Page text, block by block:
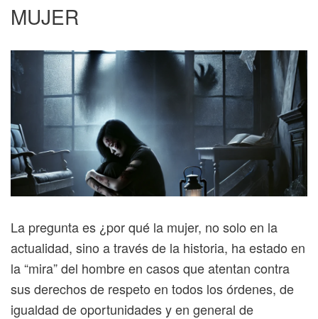
MUJER
La pregunta es ¿por qué la mujer, no solo en la
actualidad, sino a través de la historia, ha estado en
la “mira” del hombre en casos que atentan contra
sus derechos de respeto en todos los órdenes, de
igualdad de oportunidades y en general de